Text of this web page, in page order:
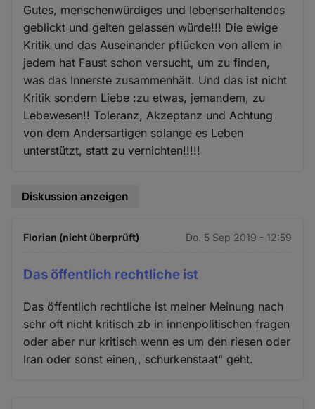
Gutes, menschenwürdiges und lebenserhaltendes
geblickt und gelten gelassen würde!!! Die ewige
Kritik und das Auseinander pflücken von allem in
jedem hat Faust schon versucht, um zu finden,
was das Innerste zusammenhält. Und das ist nicht
Kritik sondern Liebe :zu etwas, jemandem, zu
Lebewesen!! Toleranz, Akzeptanz und Achtung
von dem Andersartigen solange es Leben
unterstützt, statt zu vernichten!!!!!
Diskussion anzeigen
Florian (nicht überprüft) Do. 5 Sep 2019 - 12:59
Das öffentlich rechtliche ist
Das öffentlich rechtliche ist meiner Meinung nach
sehr oft nicht kritisch zb in innenpolitischen fragen
oder aber nur kritisch wenn es um den riesen oder
Iran oder sonst einen,, schurkenstaat" geht.